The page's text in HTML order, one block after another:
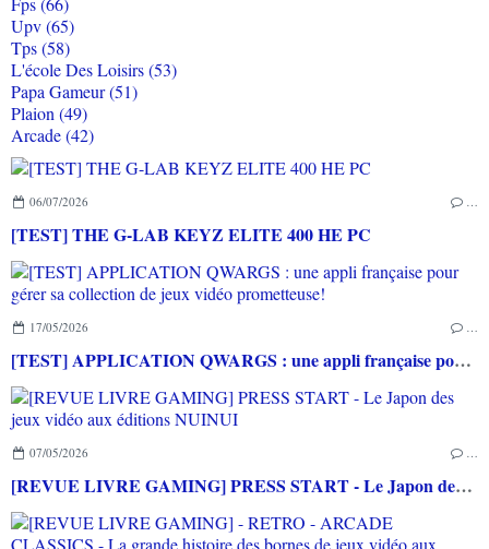
06/07/2026
[TEST] THE G-LAB KEYZ ELITE 400 HE PC
17/05/2026
[TEST] APPLICATION QWARGS : une appli française pour gérer sa collection de jeux vidéo prometteuse!
07/05/2026
[REVUE LIVRE GAMING] PRESS START - Le Japon des jeux vidéo aux éditions NUINUI
Upv (65)
Tps (58)
L'école Des Loisirs (53)
Papa Gameur (51)
Plaion (49)
Arcade (42)